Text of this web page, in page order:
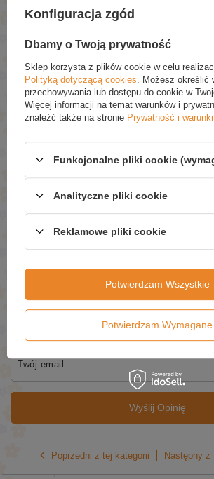
NAPISZ SWOJĄ OPINIĘ
Twoja ocena:
Treść twojej opinii
Twój email
Wyślij Opinię
Poprzedni z tej kategorii Następny z
Konfiguracja zgód
Dbamy o Twoją prywatność
Sklep korzysta z plików cookie w celu
Polityką dotyczącą cookies . Możesz określić
przechowywania lub dostępu do cookie w
Więcej informacji na temat warunków i
znaleźć także na stronie Prywatność i
Funkcjonalne pliki cookie
Analityczne pliki cookie
Reklamowe pliki cookie
Potwierdzam Wymagane
Potwierdzam Wszystkie